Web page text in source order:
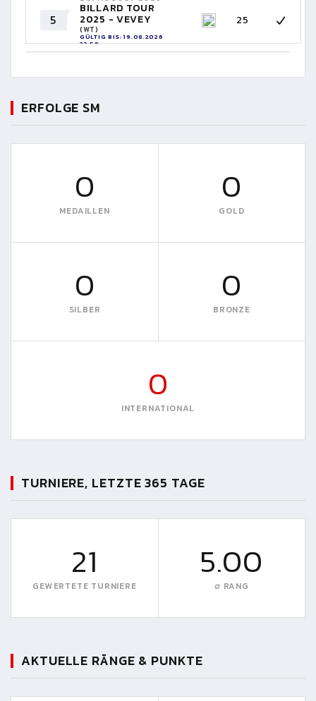
5
BILLARD TOUR
2025 - VEVEY
(WT)
GÜLTIG BIS: 19.08.2026
23:59
25
ERFOLGE SM
0
MEDAILLEN
0
GOLD
0
SILBER
0
BRONZE
0
INTERNATIONAL
TURNIERE, LETZTE 365 TAGE
21
GEWERTETE TURNIERE
5.00
∅ RANG
AKTUELLE RÄNGE & PUNKTE